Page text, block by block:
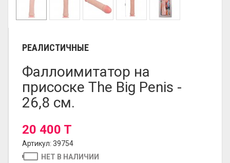
РЕАЛИСТИЧНЫЕ
Фаллоимитатор на
присоске The Big Penis -
26,8 см.
20 400 T
Артикул: 39754
НЕТ В НАЛИЧИИ